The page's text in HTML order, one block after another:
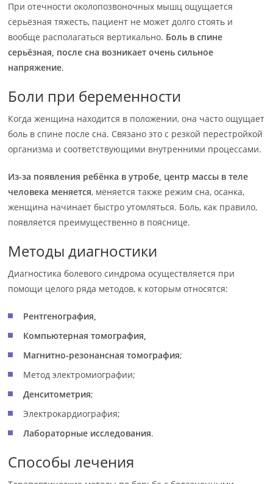
При отечности околопозвоночных мышц ощущается
серьёзная тяжесть, пациент не может долго стоять и
вообще располагаться вертикально. Боль в спине
серьёзная, после сна возникает очень сильное
напряжение.
Боли при беременности
Когда женщина находится в положении, она часто ощущает
боль в спине после сна. Связано это с резкой перестройкой
организма и соответствующими внутренними процессами.
Из-за появления ребёнка в утробе, центр массы в теле
человека меняется, меняется также режим сна, осанка,
женщина начинает быстро утомляться. Боль, как правило,
появляется преимущественно в пояснице.
Методы диагностики
Диагностика болевого синдрома осуществляется при
помощи целого ряда методов, к которым относятся:
Рентгенография,
Компьютерная томография,
Магнитно-резонансная томография;
Метод электромиографии;
Денситометрия;
Электрокардиография;
Лабораторные исследования.
Способы лечения